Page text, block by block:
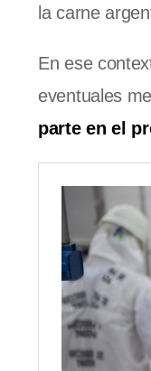
la carne
En ese
eventuales
parte en el